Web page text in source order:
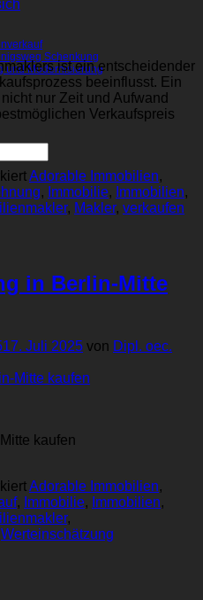
Schenkung
und Modernisierungist ein entscheidender
beeinflusst. Ein
nur Zeit und Aufwand
Verkaufspreis
Adorable Immobilien,
, Immobilie, Immobilien,
, Makler, verkaufen
in Berlin-Mitte
17. Juli 2025 von Dipl. oec.
kaufen
Adorable Immobilien,
, Immobilie, Immobilien,
,
Werteinschätzung